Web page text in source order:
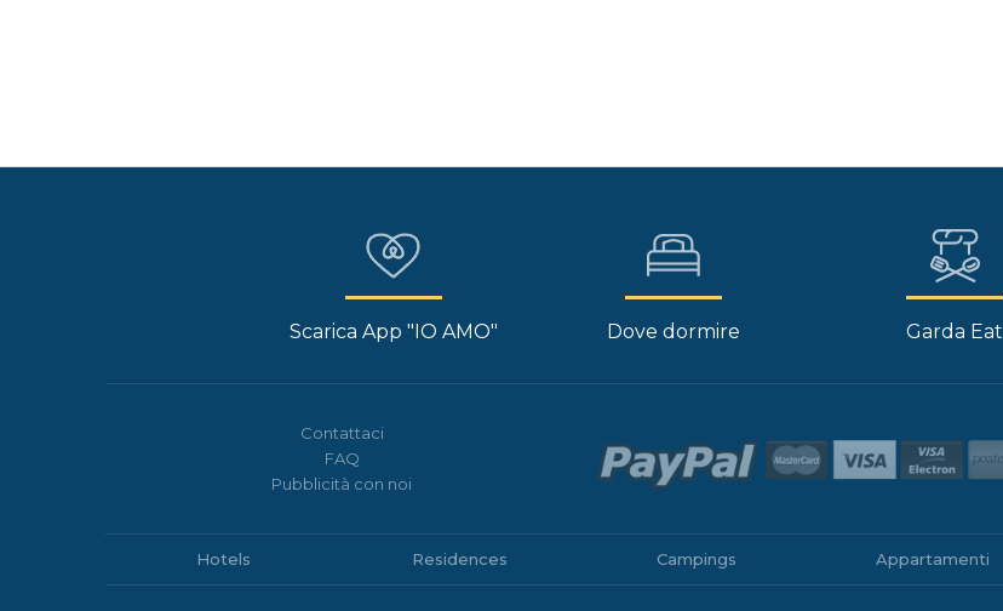
Scarica App "IO AMO" Dove dormire Garda Eat
Contattaci
FAQ
Pubblicità con noi
Hotels Residences Campings Appartamenti